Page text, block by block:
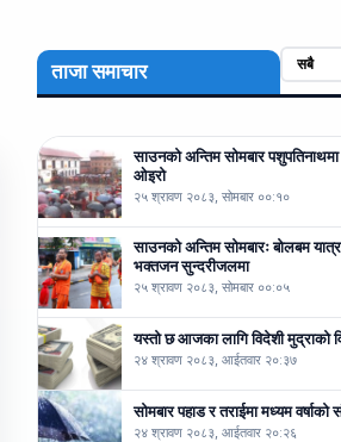
ताजा समाचार
साउनको अन्तिम सोमबार पशुपतिनाथमा
ओइरो
२५ श्रावण २०८३, सोमबार ००:१०
साउनको अन्तिम सोमबारः बोलबम
भक्तजन सुन्दरीजलमा
२५ श्रावण २०८३, सोमबार ००:०५
यस्तो छ आजका लागि विदेशी मुद्राको
२४ श्रावण २०८३, आईतवार २०:३७
सोमबार पहाड र तराईमा मध्यम वर्षाको
२४ श्रावण २०८३, आईतवार २०:२६